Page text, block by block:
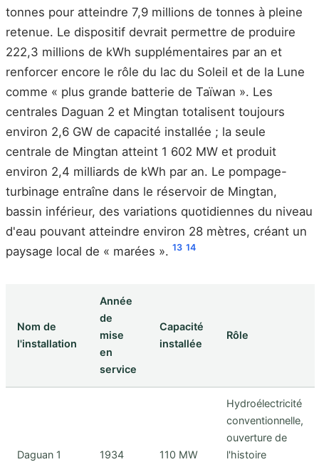
tonnes pour atteindre 7,9 millions de tonnes à pleine
retenue. Le dispositif devrait permettre de produire
222,3 millions de kWh supplémentaires par an et
renforcer encore le rôle du lac du Soleil et de la Lune
comme « plus grande batterie de Taïwan ». Les
centrales Daguan 2 et Mingtan totalisent toujours
environ 2,6 GW de capacité installée ; la seule
centrale de Mingtan atteint 1 602 MW et produit
environ 2,4 milliards de kWh par an. Le pompage-
turbinage entraîne dans le réservoir de Mingtan,
bassin inférieur, des variations quotidiennes du niveau
d'eau pouvant atteindre environ 28 mètres, créant un
paysage local de « marées ». 13 14
Nom de
l'installation
Année
de
mise
en
service
Capacité
installée
Rôle
Daguan 1 1934 110 MW
Hydroélectricité
conventionnelle,
ouverture de
l'histoire